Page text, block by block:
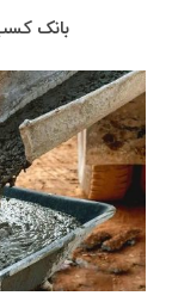
بانک